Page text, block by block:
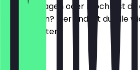
Hast du Fragen oder möchtest du
reservieren? Hier findest du alle
Kontaktdaten.